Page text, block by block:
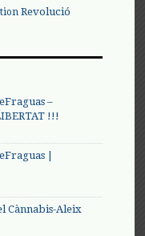
Revolució
–
!!!
|
Cànnabis-Aleix